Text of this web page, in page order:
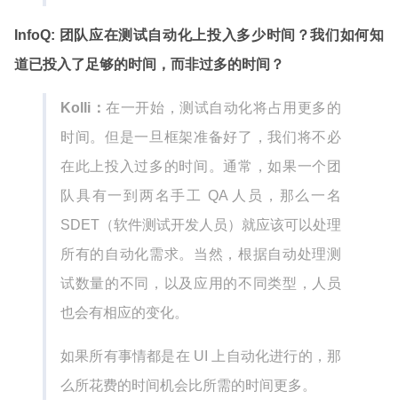
InfoQ: 团队应在测试自动化上投入多少时间？我们如何知
道已投入了足够的时间，而非过多的时间？
Kolli：在一开始，测试自动化将占用更多的
时间。但是一旦框架准备好了，我们将不必
在此上投入过多的时间。通常，如果一个团
队具有一到两名手工 QA 人员，那么一名
SDET（软件测试开发人员）就应该可以处理
所有的自动化需求。当然，根据自动处理测
试数量的不同，以及应用的不同类型，人员
也会有相应的变化。
如果所有事情都是在 UI 上自动化进行的，那
么所花费的时间机会比所需的时间更多。